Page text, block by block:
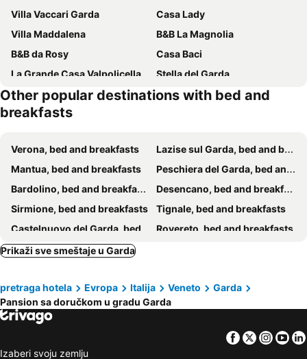
Villa Vaccari Garda
Casa Lady
Villa Maddalena
B&B La Magnolia
B&B da Rosy
Casa Baci
La Grande Casa Valpolicella
Stella del Garda
B&B Gardasee
B&B Lil
Other popular destinations with bed and
breakfasts
Verona, bed and breakfasts
Lazise sul Garda, bed and breakfasts
Mantua, bed and breakfasts
Peschiera del Garda, bed and breakfasts
Bardolino, bed and breakfasts
Desencano, bed and breakfasts
Sirmione, bed and breakfasts
Tignale, bed and breakfasts
Castelnuovo del Garda, bed and breakfasts
Rovereto, bed and breakfasts
Riva del Garda, bed and breakfasts
Rodigo, bed and breakfasts
Lonato del Garda, bed and breakfasts
Toscolano Maderno, bed and breakfasts
Ledro, bed and breakfasts
Cavaion Veronese, bed and breakfasts
Moniga del Garda, bed and breakfasts
Arko, bed and breakfasts
Prikaži sve smeštaje u Garda
pretraga hotela Evropa Italija Veneto
Garda
Pansion sa doručkom u gradu Garda
Facebook
Twitter
Izaberi svoju zemlju